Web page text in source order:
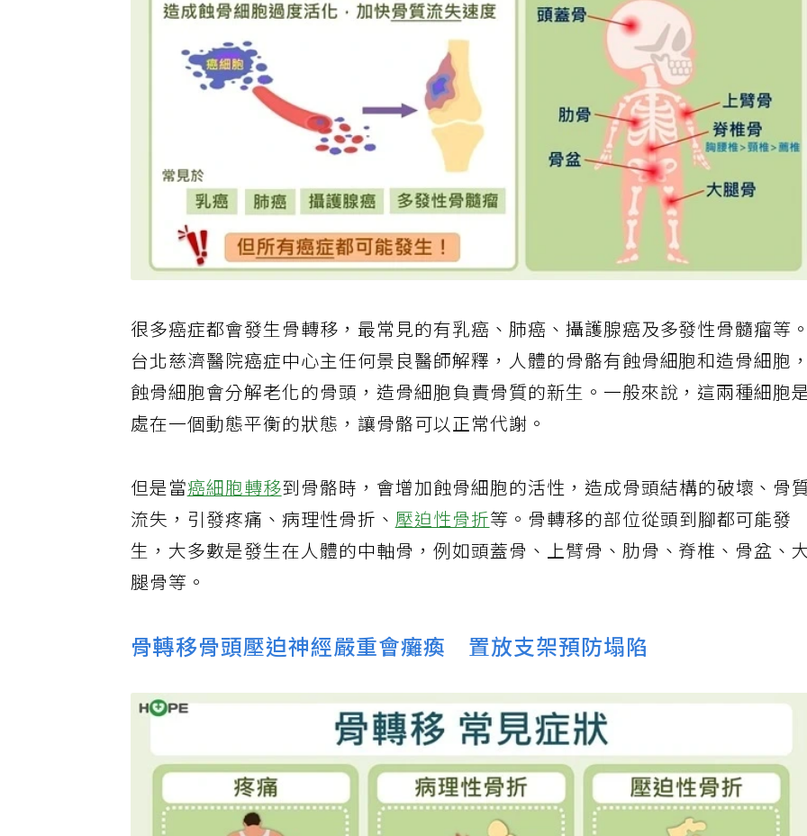
很多癌症都會發生骨轉移，最常見的有乳癌、肺癌、攝護腺癌及多發性骨髓瘤等
台北慈濟醫院癌症中心主任何景良醫師解釋，人體的骨骼有蝕骨細胞和造骨細胞
蝕骨細胞會分解老化的骨頭，造骨細胞負責骨質的新生。一般來說，這兩種細胞
處在一個動態平衡的狀態，讓骨骼可以正常代謝。
但是當癌細胞轉移到骨骼時，會增加蝕骨細胞的活性，造成骨頭結構的破壞、骨
流失，引發疼痛、病理性骨折、壓迫性骨折等。骨轉移的部位從頭到腳都可能發
生，大多數是發生在人體的中軸骨，例如頭蓋骨、上臂骨、肋骨、脊椎、骨盆、
腿骨等。
骨轉移骨頭壓迫神經嚴重會癱瘓 置放支架預防塌陷